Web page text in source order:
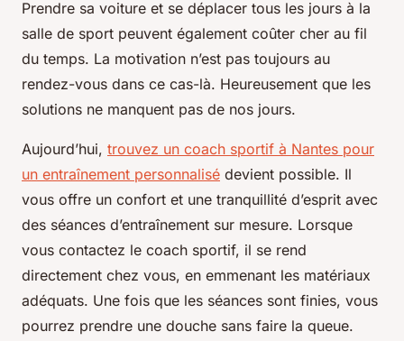
Prendre sa voiture et se déplacer tous les jours à la
salle de sport peuvent également coûter cher au fil
du temps. La motivation n’est pas toujours au
rendez-vous dans ce cas-là. Heureusement que les
solutions ne manquent pas de nos jours.
Aujourd’hui, trouvez un coach sportif à Nantes pour
un entraînement personnalisé devient possible. Il
vous offre un confort et une tranquillité d’esprit avec
des séances d’entraînement sur mesure. Lorsque
vous contactez le coach sportif, il se rend
directement chez vous, en emmenant les matériaux
adéquats. Une fois que les séances sont finies, vous
pourrez prendre une douche sans faire la queue.